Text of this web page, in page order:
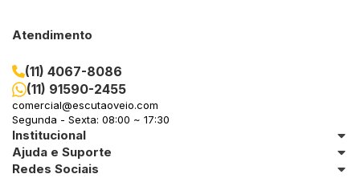
Atendimento
(11) 4067-8086
(11) 91590-2455
comercial@escutaoveio.com
Segunda - Sexta: 08:00 ~ 17:30
Institucional
Ajuda e Suporte
Redes Sociais